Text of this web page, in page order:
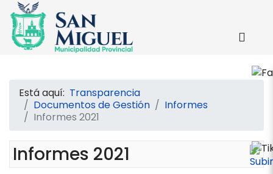
Está aquí: Transparencia
Documentos de Gestión
Informes
Informes 2021
Informes 2021